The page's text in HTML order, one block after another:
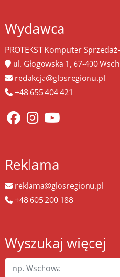
Wydawca
PROTEKST Komputer
ul. Głogowska 1, 67-400
redakcja@glosregionu.pl
+48 655 404 421
Reklama
reklama@glosregionu.pl
+48 605 200 188
Wyszukaj więcej